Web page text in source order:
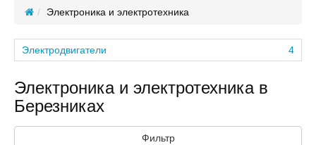
Электроника и электротехника
4
Электродвигатели
Электроника и электротехника в
Березниках
Фильтр